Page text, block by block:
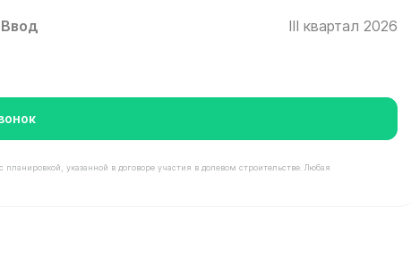
Ввод III квартал 2026
указанной в договоре участия в долевом строительстве. Любая